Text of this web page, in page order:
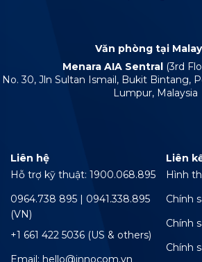
Văn phòng tại
Menara AIA Sentral (3rd
No. 30, Jln Sultan Ismail, Bukit Bintang,
Lumpur, Malaysia
Liên hệ
Hỗ trợ kỹ thuật: 1900.068.895
0964.738 895 | 0941.338.895
(VN)
+1 661 422 5036 (US & others)
Liên
Hình
Chính
Chính
Chính